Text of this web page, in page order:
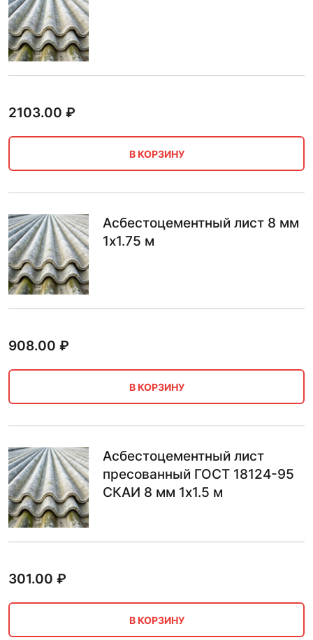
2103.00 ₽
В КОРЗИНУ
Асбестоцементный лист 8 мм
1х1.75 м
908.00 ₽
В КОРЗИНУ
Асбестоцементный лист
пресованный ГОСТ 18124-95
СКАИ 8 мм 1х1.5 м
301.00 ₽
В КОРЗИНУ